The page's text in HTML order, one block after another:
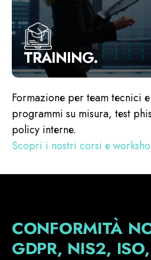
TRAINING.
Formazione per team tecnici
programmi su misura, test
policy interne.
Scopri i nostri corsi e
CONFORMITÀ
GDPR, NIS2,